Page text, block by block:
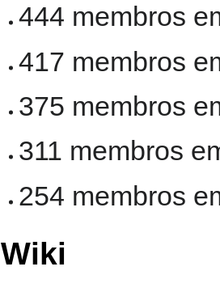
444 membros
417 membros
375 membros
311 membros
254 membros
Wiki